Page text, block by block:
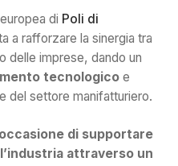
di Poli di
a rafforzare la sinergia tra
delle imprese, dando un
tecnologico e
del settore manifatturiero.
di supportare
attraverso un